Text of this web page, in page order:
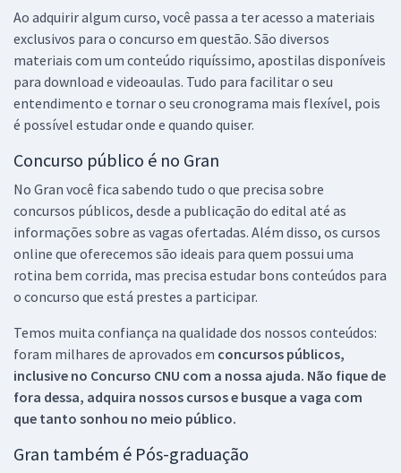
Ao adquirir algum curso, você passa a ter acesso a materiais
exclusivos para o concurso em questão. São diversos
materiais com um conteúdo riquíssimo, apostilas disponíveis
para download e videoaulas. Tudo para facilitar o seu
entendimento e tornar o seu cronograma mais flexível, pois
é possível estudar onde e quando quiser.
Concurso público é no Gran
No Gran você fica sabendo tudo o que precisa sobre
concursos públicos, desde a publicação do edital até as
informações sobre as vagas ofertadas. Além disso, os cursos
online que oferecemos são ideais para quem possui uma
rotina bem corrida, mas precisa estudar bons conteúdos para
o concurso que está prestes a participar.
Temos muita confiança na qualidade dos nossos conteúdos:
foram milhares de aprovados em concursos públicos,
inclusive no Concurso CNU com a nossa ajuda. Não fique de
fora dessa, adquira nossos cursos e busque a vaga com
que tanto sonhou no meio público.
Gran também é Pós-graduação